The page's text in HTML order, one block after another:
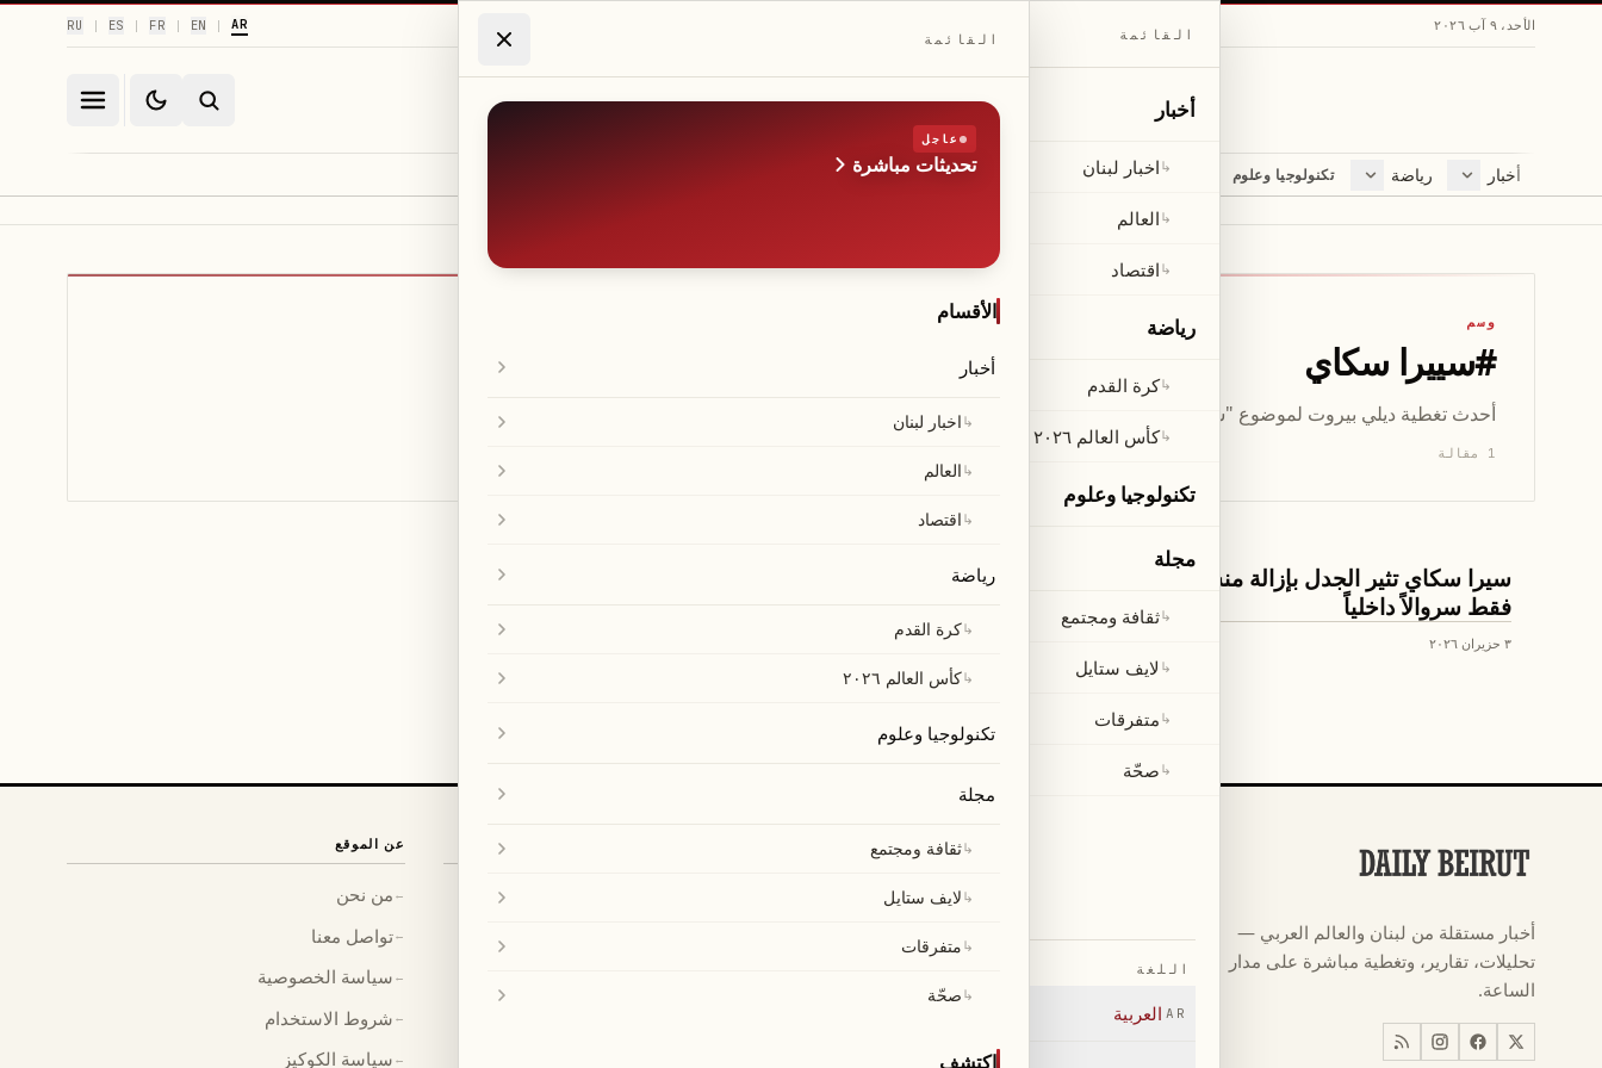
الأحد، ٩ آب ٢٠٢٦ AR
|
EN
|
FR
|
ES
|
RU
أخبار
اخبار لبنان
رياضة
كرة القدم
تكنولوجيا وعلوم مجلة
ثقافة ومجتمع
لايف ستايل
وسم
#سييرا سكاي
أحدث تغطية ديلي بيروت لموضوع "سييرا سكاي" — 1 مقال يشمل الأخبار والتحليلات والتحديثات.
1 مقالة
لايف ستايل
سيرا سكاي تثير الجدل بإزالة منشفتها وارتدائها
فقط سروالاً داخلياً
٣ حزيران ٢٠٢٦
أخبار مستقلة من لبنان والعالم العربي —
تحليلات، تقارير، وتغطية مباشرة على مدار
الساعة.
كأس العالم ٢٠٢٦
←أخبار
←اخبار لبنان
عن الموقع
← من نحن
←تواصل معنا
← سياسة الخصوصية
← شروط الاستخدام
← سياسة الكوكيز
القائمة
أخبار
↳اخبار لبنان
↳العالم
↳اقتصاد
رياضة
↳كرة القدم
↳كأس العالم ٢٠٢٦
تكنولوجيا وعلوم
مجلة
↳ثقافة ومجتمع
↳ لايف ستايل
↳متفرقات
↳صحّة
اللغة
AR العربية
القائمة
عاجل
تحديثات مباشرة
الأقسام
أخبار
↳اخبار لبنان
↳العالم
↳اقتصاد
رياضة
↳كرة القدم
↳كأس العالم ٢٠٢٦
تكنولوجيا وعلوم
مجلة
↳ثقافة ومجتمع
↳لايف ستايل
↳متفرقات
↳صحّة
اكتشف